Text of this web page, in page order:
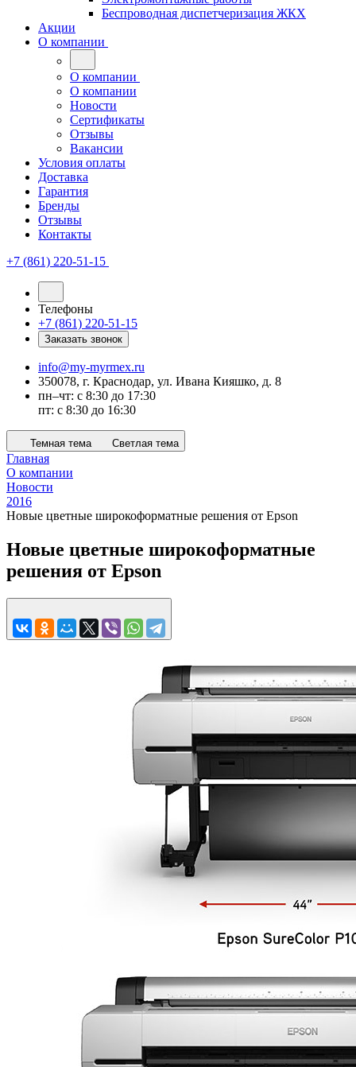
Беспроводная диспетчеризация ЖКХ
Акции
О компании
О компании
О компании
Новости
Сертификаты
Отзывы
Вакансии
Условия оплаты
Доставка
Гарантия
Бренды
Отзывы
Контакты
+7 (861) 220-51-15
Телефоны
+7 (861) 220-51-15
Заказать звонок
info@my-myrmex.ru
350078, г. Краснодар, ул. Ивана Кияшко, д. 8
пн–чт: с 8:30 до 17:30
пт: с 8:30 до 16:30
Темная тема Светлая тема
Главная
О компании
Новости
2016
Новые цветные широкоформатные решения от Epson
Новые цветные широкоформатные
решения от Epson